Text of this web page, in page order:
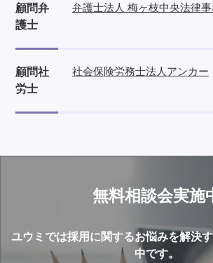
顧問弁
護士
弁護士法人 梅ヶ枝中央法律
顧問社
労士
社会保険労務士法人アンカー
無料相談会実施
ユウミでは採用に関するお悩みを解決
中です。